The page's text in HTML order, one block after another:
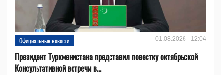
Официальные новости 01.08.2026 - 12:04
Президент Туркменистана представил повестку октябрьской
Консультативной встречи в...